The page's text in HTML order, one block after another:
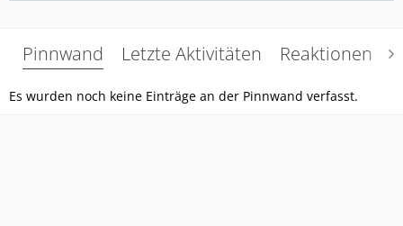
Pinnwand Letzte Aktivitäten Reaktionen
Es wurden noch keine Einträge an der Pinnwand verfasst.